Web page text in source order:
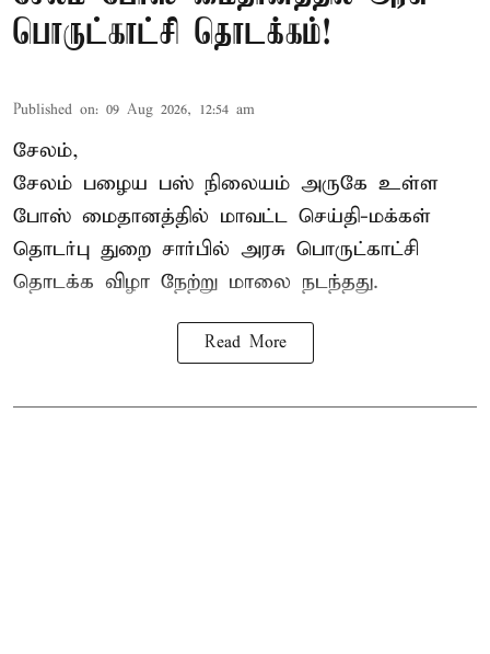
பொருட்காட்சி தொடக்கம்!
Published on: 09 Aug 2026, 12:54 am
சேலம்,
சேலம் பழைய பஸ் நிலையம் அருகே உள்ள
போஸ் மைதானத்தில் மாவட்ட செய்தி-மக்கள்
தொடர்பு துறை சார்பில் அரசு பொருட்காட்சி
தொடக்க விழா நேற்று மாலை நடந்தது.
Read More